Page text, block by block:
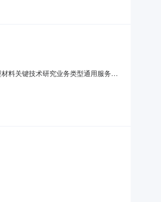
料关键技术研究业务类型通用服务采